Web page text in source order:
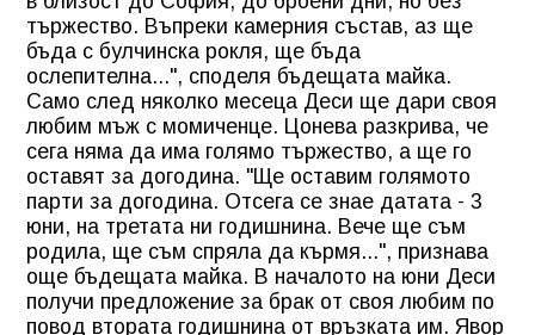
тържество. Въпреки камерния състав, аз ще
бъда с булчинска рокля, ще бъда
ослепителна...", споделя бъдещата майка.
Само след няколко месеца Деси ще дари своя
любим мъж с момиченце. Цонева разкрива, че
сега няма да има голямо тържество, а ще го
оставят за догодина. "Ще оставим голямото
парти за догодина. Отсега се знае датата - 3
юни, на третата ни годишнина. Вече ще съм
родила, ще съм спряла да кърмя...", признава
още бъдещата майка. В началото на юни Деси
получи предложение за брак от своя любим по
повод втората годишнина от връзката им. Явор